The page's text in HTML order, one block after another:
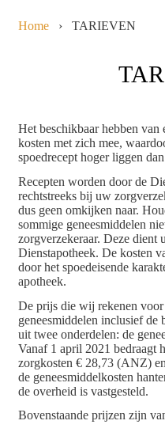
Home ›TARIEVEN
Het beschikbaar hebben van
kosten met zich mee,
spoedrecept hoger liggen
Recepten worden door de
rechtstreeks bij uw
dus geen omkijken naar.
sommige geneesmiddelen
zorgverzekeraar. Deze dient
Dienstapotheek. De kosten
door het spoedeisende
apotheek.
De prijs die wij rekenen voor
geneesmiddelen inclusief de
uit twee onderdelen: de
Vanaf 1 april 2021 bedraagt
zorgkosten € 28,73 (ANZ)
de geneesmiddelkosten
de overheid is vastgesteld.
Bovenstaande prijzen zijn